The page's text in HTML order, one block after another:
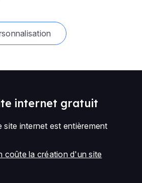
internet gratuit
site internet est entièrement
coûte la création d'un site